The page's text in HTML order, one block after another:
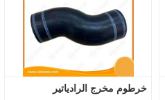
خرطوم مخرج الرادياتير